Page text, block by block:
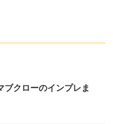
ブクローのインプレま